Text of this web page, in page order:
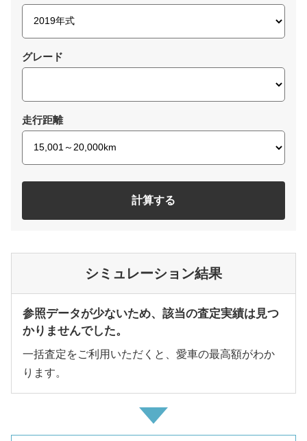
グレード
走行距離
計算する
シミュレーション結果
参照データが少ないため、該当の査定実績は見つ
かりませんでした。
一括査定をご利用いただくと、愛車の最高額がわか
ります。